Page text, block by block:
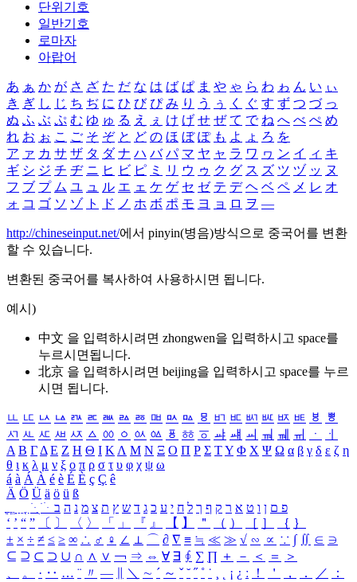
단위기호
일반기호
로마자
아랍어
あ ぁ か が さ ざ た だ な は ば ぱ ま や ゃ ら わ ゎ ん い ぃ
き ぎ し じ ち ぢ に ひ び ぴ み り う ぅ く ぐ す ず つ づ っ
ぬ ふ ぶ ぷ む ゆ ゅ る え ぇ け げ せ ぜ て で ね へ べ ぺ め
れ お ぉ こ ご そ ぞ と ど の ほ ぼ ぽ も よ ょ ろ を
ア ァ カ サ ザ タ ダ ナ ハ バ パ マ ヤ ャ ラ ワ ヮ ン イ ィ キ
ギ シ ジ チ ヂ ニ ヒ ビ ピ ミ リ ウ ゥ ク グ ス ズ ツ ヅ ッ ヌ
フ ブ プ ム ユ ュ ル エ ェ ケ ゲ セ ゼ テ デ ヘ ベ ペ メ レ オ
ォ コ ゴ ソ ゾ ト ド ノ ホ ボ ポ モ ヨ ョ ロ ヲ ―
http://chineseinput.net/에서 pinyin(병음)방식으로 중국어를 변환
할 수 있습니다.
변환된 중국어를 복사하여 사용하시면 됩니다.
예시)
中文 을 입력하시려면 zhongwen을 입력하시고 space를
누르시면됩니다.
北京 을 입력하시려면 beijing을 입력하시고 space를 누르
시면 됩니다.
ㅥ ㅦ ㅧ ㅨ ㅩ ㅪ ㅫ ㅬ ㅭ ㅮ ㅯ ㅰ ㅱ ㅲ ㅳ ㅴ ㅵ ㅶ ㅷ ㅸ
ㅹ
ㅺ ㅻ ㅼ ㅽ ㅾ ㅿ ㆀ ㆁ ㆂ ㆃ ㆄ ㆅ ㆆ ㆇ ㆈ ㆉ ㆊ ㆋ ㆌ ㆍ
ㆎ
Α Β ΓΔ Ε Ζ Η Θ Ι ΚΛ Μ Ν Ξ Ο Π Ρ Σ ΤΥ Φ Χ Ψ Ω α β γ δ ε ζ η
θ ι κ λ μ ν ξ ο π ρ σ τ υ φ χ ψ ω
á à Á À é è É È ç Ç ê
Ä Ö Ü ä ö ü ß
ִֶֹ ֻּ ׁׂ פ ם ן ו ט א ר ק ף ך ל ח י ע כ ג ד ש ץ ת צ מ נ ה ב
‘ ’ “ ” 〔 〕 〈 〉 「 」 『 』 【 】 ＂ （ ） ［ ］ ｛ ｝
± × ÷ ≠ ≤ ≥ ∞ ∴ ♂ ♀ ∠ ⊥ ⌒ ∂ ∇ ≡ ≒ ≪ ≫ √ ∽ ∝ ∵ ∫ ∬ ∈ ∋
⊆ ⊇ ⊂ ⊃ ∪ ∩ ∧ ∨ ￢ ⇒ ⇔ ∀ ∃ ∮ ∑ ∏ ＋ － ＜ ＝
＞
、
。 · ‥ … ¨ 〃 ― ＼ ∼ ´ ～ ˇ ˘ ˝ ˚ ˙ ¸ ¡ ¿ ː ！ ＇ ， ． ／
：